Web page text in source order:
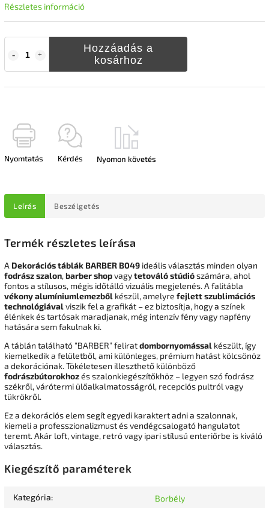
Hozzáadás a
kosárhoz
Részletes információ
Nyomtatás Kérdés Nyomon követés
Leírás Beszélgetés
Termék részletes leírása
A Dekorációs táblák BARBER B049 ideális választás minden olyan
fodrász szalon,barber shopvagytetováló stúdiószámára, ahol
fontos a stílusos, mégis időtálló vizuális megjelenés. A falitábla
vékony alumíniumlemezből készül, amelyre fejlett szublimációs
technológiávalviszik fel a grafikát – ez biztosítja, hogy a színek
élénkek és tartósak maradjanak, még intenzív fény vagy napfény
hatására sem fakulnak ki.
A táblán található “BARBER” feliratdombornyomással készült, így
kiemelkedik a felületből, ami különleges, prémium hatást kölcsönöz
a dekorációnak. Tökéletesen illeszthető különböző
fodrászbútorokhozés szalonkiegészítőkhöz – legyen szó fodrász
székről, várótermi ülőalkalmatosságról, recepciós pultról vagy
tükrökről.
Ez a dekorációs elem segít egyedi karaktert adni a szalonnak,
kiemeli a professzionalizmust és vendégcsalogató hangulatot
teremt. Akár loft, vintage, retró vagy ipari stílusú enteriőrbe is kiváló
választás.
Kiegészítő paraméterek
Kategória: Borbély